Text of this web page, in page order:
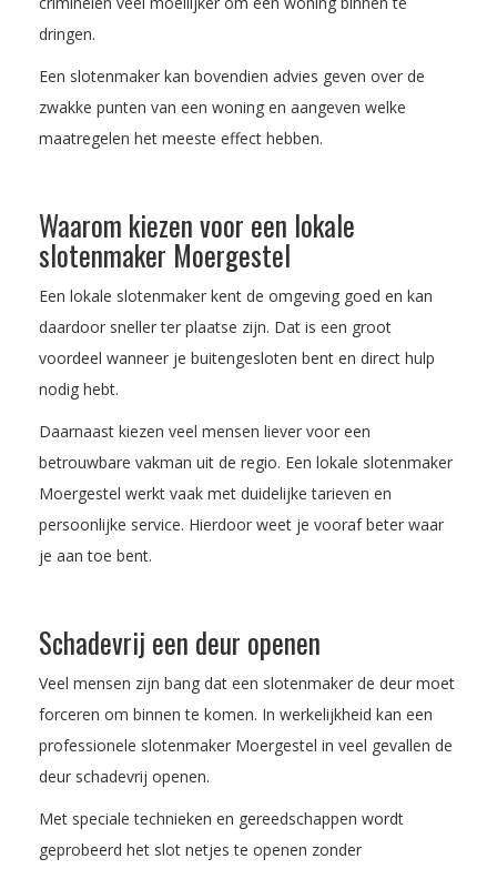
dringen.
Een slotenmaker kan bovendien advies geven over de
zwakke punten van een woning en aangeven welke
maatregelen het meeste effect hebben.
Waarom kiezen voor een lokale
slotenmaker Moergestel
Een lokale slotenmaker kent de omgeving goed en kan
daardoor sneller ter plaatse zijn. Dat is een groot
voordeel wanneer je buitengesloten bent en direct hulp
nodig hebt.
Daarnaast kiezen veel mensen liever voor een
betrouwbare vakman uit de regio. Een lokale slotenmaker
Moergestel werkt vaak met duidelijke tarieven en
persoonlijke service. Hierdoor weet je vooraf beter waar
je aan toe bent.
Schadevrij een deur openen
Veel mensen zijn bang dat een slotenmaker de deur moet
forceren om binnen te komen. In werkelijkheid kan een
professionele slotenmaker Moergestel in veel gevallen de
deur schadevrij openen.
Met speciale technieken en gereedschappen wordt
geprobeerd het slot netjes te openen zonder